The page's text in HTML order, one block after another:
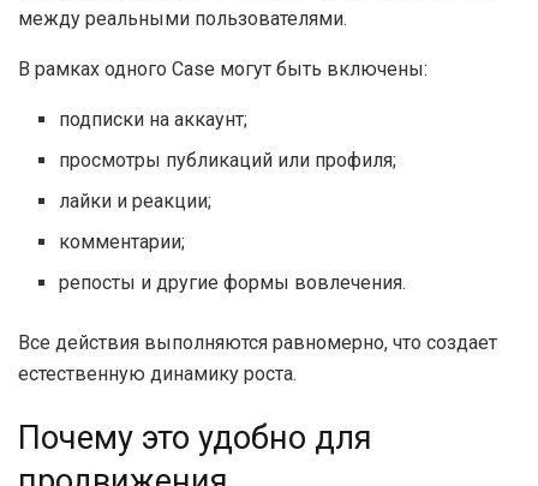
между реальными пользователями.
В рамках одного Case могут быть включены:
подписки на аккаунт;
просмотры публикаций или профиля;
лайки и реакции;
комментарии;
репосты и другие формы вовлечения.
Все действия выполняются равномерно, что создает
естественную динамику роста.
Почему это удобно для